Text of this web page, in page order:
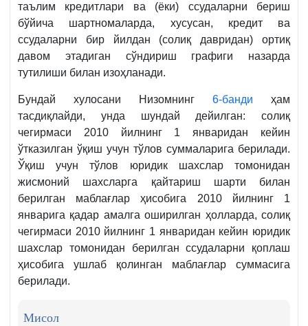
таълим кредитлари ва (ёки) ссудаларни бериш
бўйича шартномаларда, хусусан, кредит ва
ссудаларни бир йилдан (солиқ давридан) ортиқ
давом этадиган сўндириш графиги назарда
тутилиши билан изоҳланади.
Бундай хулосани Низомнинг 6-банди ҳам
тасдиқлайди, унда шундай дейилган: солиқ
чегирмаси 2010 йилнинг 1 январидан кейин
ўтказилган ўқиш учун тўлов суммаларига берилади.
Ўқиш учун тўлов юридик шахслар томонидан
жисмоний шахсларга қайтариш шарти билан
берилган маблағлар ҳисобига 2010 йилнинг 1
январига қадар амалга оширилган ҳолларда, солиқ
чегирмаси 2010 йилнинг 1 январидан кейин юридик
шахслар томонидан берилган ссудаларни қоплаш
ҳисобига ушлаб қолинган маблағлар суммасига
берилади.
Мисол